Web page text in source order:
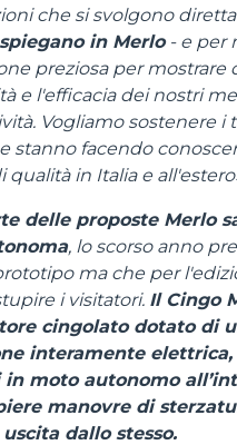
che si svolgono
spiegano in Merlo- e per
preziosa per mostrare
e l'efficacia dei nostri
Vogliamo sostenere i
stanno facendo
qualità in Italia e
delle proposte Merlo
, lo scorso anno
ma che per
i visitatori. Il Cingo
cingolato dotato di
interamente
in moto autonomo
manovre di
dallo stesso.